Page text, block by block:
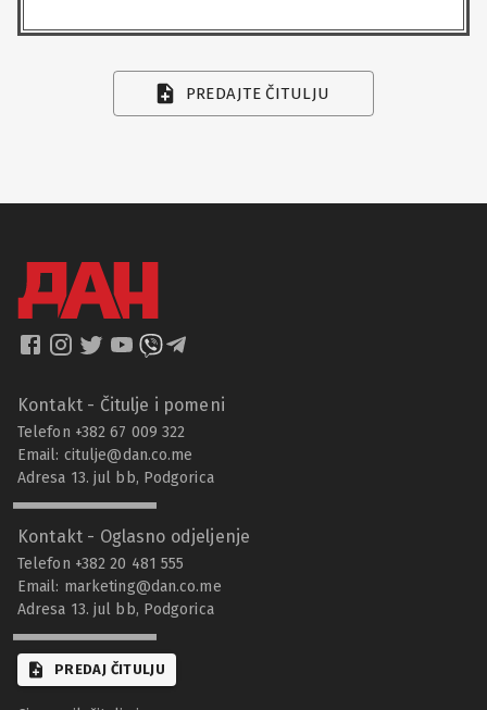
PREDAJTE ČITULJU
Kontakt - Čitulje i pomeni
Telefon +382 67 009 322
Email: citulje@dan.co.me
Adresa 13. jul bb, Podgorica
Kontakt - Oglasno odjeljenje
Telefon +382 20 481 555
Email: marketing@dan.co.me
Adresa 13. jul bb, Podgorica
PREDAJ ČITULJU